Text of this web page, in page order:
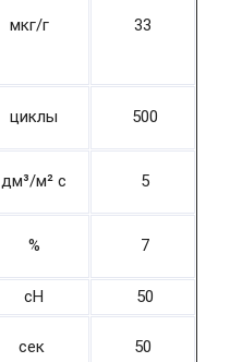
мкг/г 33
циклы 500
дм³/м² с 5
% 7
cH
50
сек 50